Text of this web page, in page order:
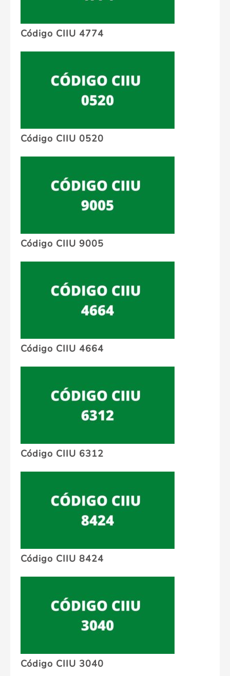
Código CIIU 4774
Código CIIU 0520
Código CIIU 9005
Código CIIU 4664
Código CIIU 6312
Código CIIU 8424
Código CIIU 3040